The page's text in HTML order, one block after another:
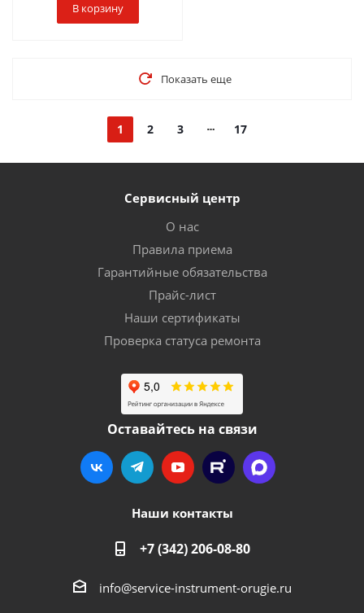
В корзину
Показать еще
1 2 3 17
Сервисный центр
О нас
Правила приема
Гарантийные обязательства
Прайс-лист
Наши сертификаты
Проверка статуса ремонта
Оставайтесь на связи
Наши контакты
+7 (342) 206-08-80
info@service-instrument-orugie.ru